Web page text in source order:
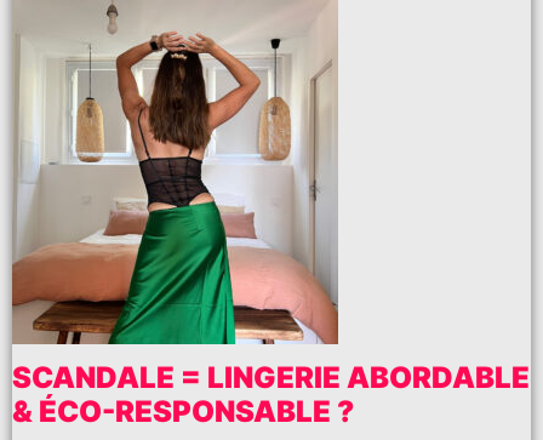
SCANDALE = LINGERIE ABORDABLE
& ÉCO-RESPONSABLE ?